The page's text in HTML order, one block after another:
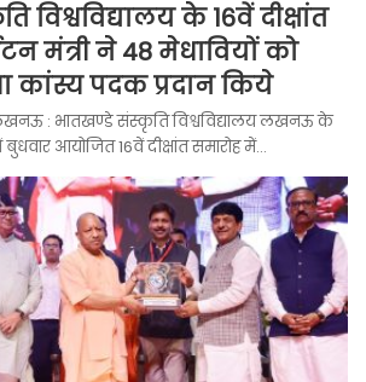
विश्वविद्यालय के 16वें दीक्षांत
मंत्री ने 48 मेधावियों को
कांस्य पदक प्रदान किये
: भातखण्डे संस्कृति विश्वविद्यालय लखनऊ के
आयोजित 16वें दीक्षांत समारोह में…